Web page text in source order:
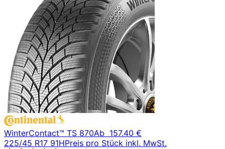
WinterContact™ TS 870Ab 157.40 €
225/45 R17 91HPreis pro Stück inkl. MwSt.